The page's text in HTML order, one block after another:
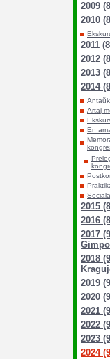
2009
2010
2011
2012
2013
2014
Artaj
En
2015
2016
2017
2018
2019
2020
2021
2022
2023
2024